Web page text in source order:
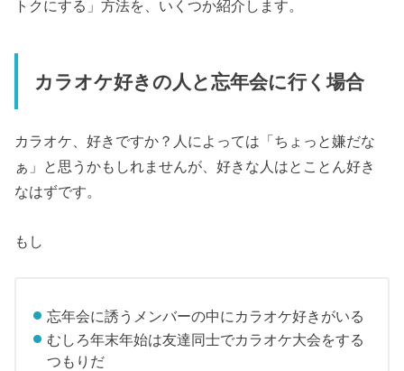
トクにする」方法を、いくつか紹介します。
カラオケ好きの人と忘年会に行く場合
カラオケ、好きですか？人によっては「ちょっと嫌だな
ぁ」と思うかもしれませんが、好きな人はとことん好き
なはずです。
もし
忘年会に誘うメンバーの中にカラオケ好きがいる
むしろ年末年始は友達同士でカラオケ大会をする
つもりだ